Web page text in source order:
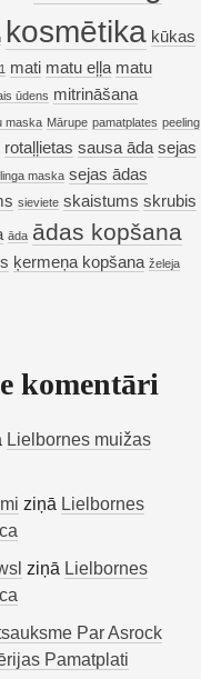
kosmētika kūkas
mati matu eļļa matu
ūdens mitrināšana
maska Mārupe pamatplates peeling
rotaļļietas sausa āda sejas
maska sejas ādas
sieviete skaistums skrubis
āda ādas kopšana
ķermeņa kopšana želeja
komentāri
Lielbornes muižas
ziņā Lielbornes
ziņā Lielbornes
Par Asrock
Pamatplati